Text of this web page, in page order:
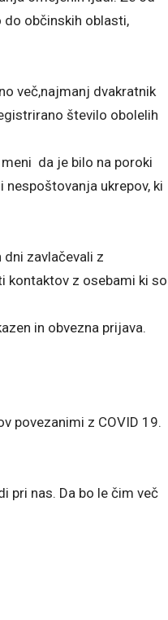
občinskih oblasti,
več,najmanj dvakratnik
število obolelih
da je bilo na poroki
ukrepov, ki
zavlačevali z
kontaktov z osebami ki so
in obvezna prijava.
povezanimi z COVID 19.
pri nas. Da bo le čim več